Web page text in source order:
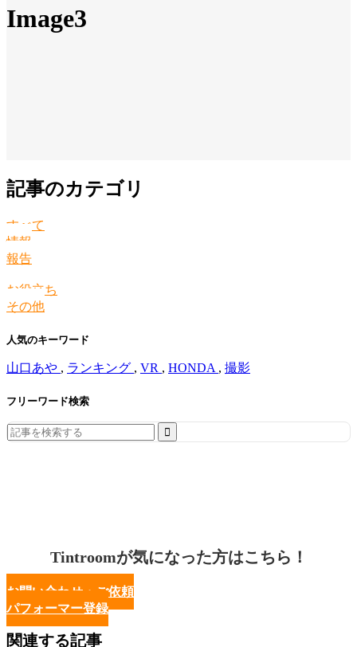
Image3
記事のカテゴリ
すべて
情報
報告
お役立ち
その他
人気のキーワード
山口あや , ランキング , VR , HONDA , 撮影
フリーワード検索
Search
for:
Tintroomが気になった方はこちら！
お問い合わせ・ご依頼
パフォーマー登録
関連する記事